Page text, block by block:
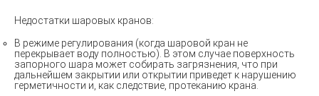
Недостатки шаровых кранов:
В режиме регулирования (когда шаровой кран не
перекрывает воду полностью). В этом случае поверхность
запорного шара может собирать загрязнения, что при
дальнейшем закрытии или открытии приведет к нарушению
герметичности и, как следствие, протеканию крана.